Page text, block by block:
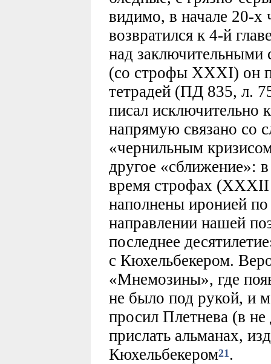
видимо, в начале 20-
возвратился к 4-й
над заключительными
(со строфы XXXI) он
тетрадей (ПД 835, л.
писал исключительно
напрямую связано со
«чернильным
другое «сближение»:
время строфах
наполнены иронией
направлении нашей
последнее
с Кюхельбекером.
«Мнемозины», где
не было под рукой, и
просил Плетнева (в
прислать альманах,
Кюхельбекером21 .